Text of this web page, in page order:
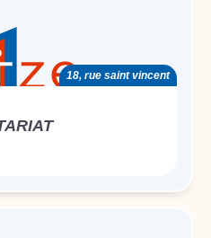
18, rue saint vincent